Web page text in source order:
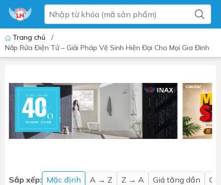
Trang chủ
/
Nắp Rửa Điện Tử – Giải Pháp Vệ Sinh Hiện Đại Cho Mọi Gia Đình
Sắp xếp: Mặc định A → Z Z → A Giá tăng dần